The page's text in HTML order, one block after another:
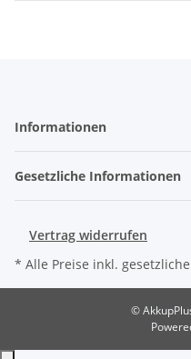
Informationen
Gesetzliche Informationen
Vertrag widerrufen
* Alle Preise inkl.
©